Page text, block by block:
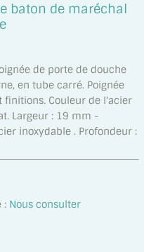
baton de maréchal
de porte de douche
en tube carré. Poignée
Couleur de l'acier
Largeur : 19 mm -
inoxydable . Profondeur :
: Nous consulter